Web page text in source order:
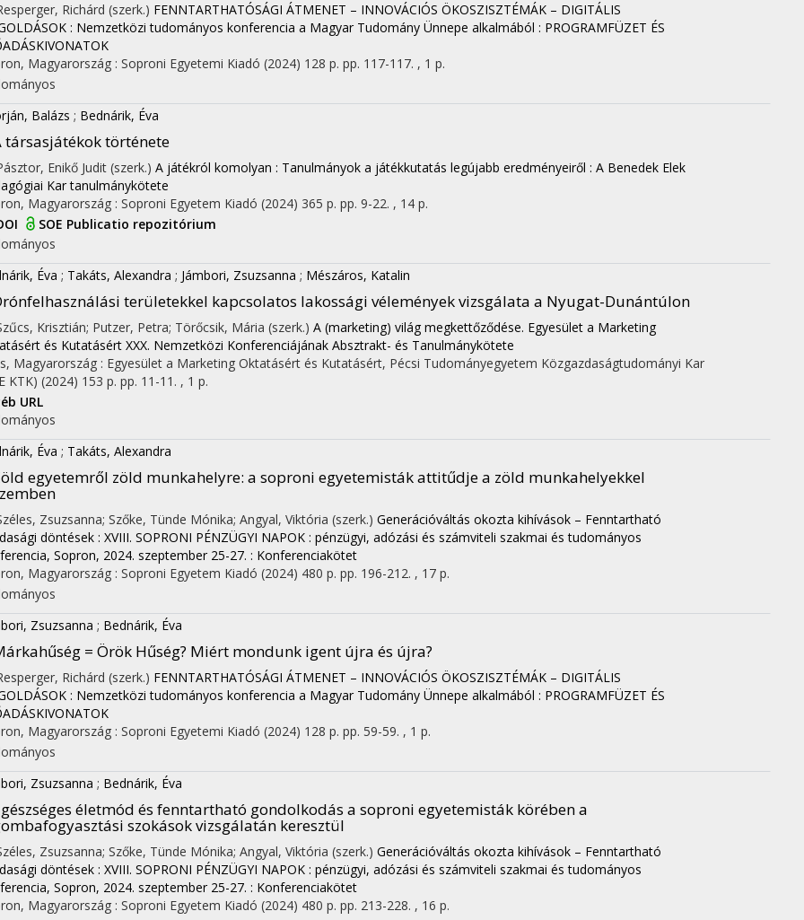
Richárd (szerk.) FENNTARTHATÓSÁGI ÁTMENET – INNOVÁCIÓS ÖKOSZISZTÉMÁK – DIGITÁLIS
: Nemzetközi tudományos konferencia a Magyar Tudomány Ünnepe alkalmából : PROGRAMFÜZET ÉS
Magyarország : Soproni Egyetemi Kiadó (2024) 128 p. pp. 117-117. , 1 p.
Balázs ; Bednárik, Éva
társasjátékok története
Enikő Judit (szerk.) A játékról komolyan : Tanulmányok a játékkutatás legújabb eredményeiről : A Benedek Elek
Kar tanulmánykötete
Magyarország : Soproni Egyetem Kiadó (2024) 365 p. pp. 9-22. , 14 p.
SOE Publicatio repozitórium
Éva ; Takáts, Alexandra ; Jámbori, Zsuzsanna ; Mészáros, Katalin
területekkel kapcsolatos lakossági vélemények vizsgálata a Nyugat-Dunántúlon
Krisztián; Putzer, Petra; Törőcsik, Mária (szerk.) A (marketing) világ megkettőződése. Egyesület a Marketing
és Kutatásért XXX. Nemzetközi Konferenciájának Absztrakt- és Tanulmánykötete
Magyarország : Egyesület a Marketing Oktatásért és Kutatásért, Pécsi Tudományegyetem Közgazdaságtudományi Kar
KTK) (2024) 153 p. pp. 11-11. , 1 p.
URL
Éva ; Takáts, Alexandra
egyetemről zöld munkahelyre: a soproni egyetemisták attitűdje a zöld munkahelyekkel
Zsuzsanna; Szőke, Tünde Mónika; Angyal, Viktória (szerk.) Generációváltás okozta kihívások – Fenntartható
döntések : XVIII. SOPRONI PÉNZÜGYI NAPOK : pénzügyi, adózási és számviteli szakmai és tudományos
Sopron, 2024. szeptember 25-27. : Konferenciakötet
Magyarország : Soproni Egyetem Kiadó (2024) 480 p. pp. 196-212. , 17 p.
Zsuzsanna ; Bednárik, Éva
= Örök Hűség? Miért mondunk igent újra és újra?
Richárd (szerk.) FENNTARTHATÓSÁGI ÁTMENET – INNOVÁCIÓS ÖKOSZISZTÉMÁK – DIGITÁLIS
: Nemzetközi tudományos konferencia a Magyar Tudomány Ünnepe alkalmából : PROGRAMFÜZET ÉS
Magyarország : Soproni Egyetemi Kiadó (2024) 128 p. pp. 59-59. , 1 p.
Zsuzsanna ; Bednárik, Éva
életmód és fenntartható gondolkodás a soproni egyetemisták körében a
szokások vizsgálatán keresztül
Zsuzsanna; Szőke, Tünde Mónika; Angyal, Viktória (szerk.) Generációváltás okozta kihívások – Fenntartható
döntések : XVIII. SOPRONI PÉNZÜGYI NAPOK : pénzügyi, adózási és számviteli szakmai és tudományos
Sopron, 2024. szeptember 25-27. : Konferenciakötet
Magyarország : Soproni Egyetem Kiadó (2024) 480 p. pp. 213-228. , 16 p.